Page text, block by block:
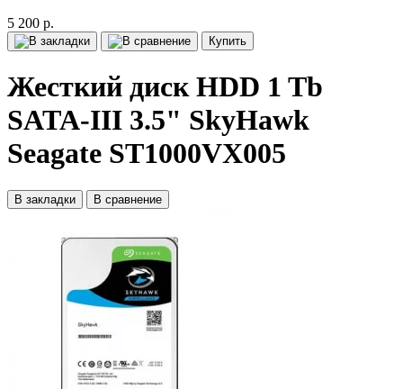
5 200 р.
Купить
Жесткий диск HDD 1 Tb
SATA-III 3.5" SkyHawk
Seagate ST1000VX005
В закладки В сравнение